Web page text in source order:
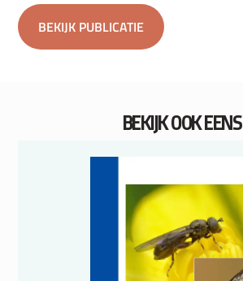
BEKIJK PUBLICATIE
BEKIJK OOK EENS